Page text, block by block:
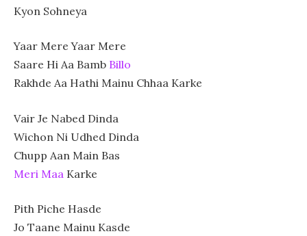
Kyon Sohneya
Yaar Mere Yaar Mere
Saare Hi Aa Bamb Billo
Rakhde Aa Hathi Mainu Chhaa Karke
Vair Je Nabed Dinda
Wichon Ni Udhed Dinda
Chupp Aan Main Bas
Meri Maa Karke
Pith Piche Hasde
Jo Taane Mainu Kasde